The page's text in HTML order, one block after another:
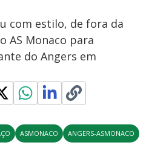
com estilo, de fora da
AS Monaco para
do Angers em
ASMONACO ANGERS-ASMONACO